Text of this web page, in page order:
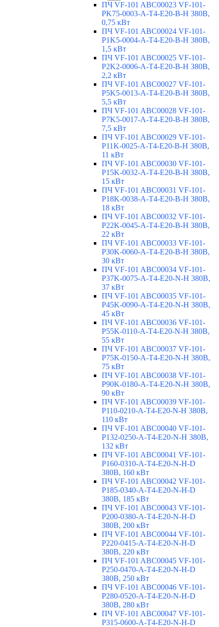
ПЧ VF-101 ABC00023 VF-101-
PK75-0003-A-T4-E20-B-H 380В,
0,75 кВт
ПЧ VF-101 ABC00024 VF-101-
P1K5-0004-A-T4-E20-B-H 380В,
1,5 кВт
ПЧ VF-101 ABC00025 VF-101-
P2K2-0006-A-T4-E20-B-H 380В,
2,2 кВт
ПЧ VF-101 ABC00027 VF-101-
P5K5-0013-A-T4-E20-B-H 380В,
5,5 кВт
ПЧ VF-101 ABC00028 VF-101-
P7K5-0017-A-T4-E20-B-H 380В,
7,5 кВт
ПЧ VF-101 ABC00029 VF-101-
P11K-0025-A-T4-E20-B-H 380В,
11 кВт
ПЧ VF-101 ABC00030 VF-101-
P15K-0032-A-T4-E20-B-H 380В,
15 кВт
ПЧ VF-101 ABC00031 VF-101-
P18K-0038-A-T4-E20-B-H 380В,
18 кВт
ПЧ VF-101 ABC00032 VF-101-
P22K-0045-A-T4-E20-B-H 380В,
22 кВт
ПЧ VF-101 ABC00033 VF-101-
P30K-0060-A-T4-E20-B-H 380В,
30 кВт
ПЧ VF-101 ABC00034 VF-101-
P37K-0075-A-T4-E20-N-H 380В,
37 кВт
ПЧ VF-101 ABC00035 VF-101-
P45K-0090-A-T4-E20-N-H 380В,
45 кВт
ПЧ VF-101 ABC00036 VF-101-
P55K-0110-A-T4-E20-N-H 380В,
55 кВт
ПЧ VF-101 ABC00037 VF-101-
P75K-0150-A-T4-E20-N-H 380В,
75 кВт
ПЧ VF-101 ABC00038 VF-101-
P90K-0180-A-T4-E20-N-H 380В,
90 кВт
ПЧ VF-101 ABC00039 VF-101-
P110-0210-A-T4-E20-N-H 380В,
110 кВт
ПЧ VF-101 ABC00040 VF-101-
P132-0250-A-T4-E20-N-H 380В,
132 кВт
ПЧ VF-101 ABC00041 VF-101-
P160-0310-A-T4-E20-N-H-D
380В, 160 кВт
ПЧ VF-101 ABC00042 VF-101-
P185-0340-A-T4-E20-N-H-D
380В, 185 кВт
ПЧ VF-101 ABC00043 VF-101-
P200-0380-A-T4-E20-N-H-D
380В, 200 кВт
ПЧ VF-101 ABC00044 VF-101-
P220-0415-A-T4-E20-N-H-D
380В, 220 кВт
ПЧ VF-101 ABC00045 VF-101-
P250-0470-A-T4-E20-N-H-D
380В, 250 кВт
ПЧ VF-101 ABC00046 VF-101-
P280-0520-A-T4-E20-N-H-D
380В, 280 кВт
ПЧ VF-101 ABC00047 VF-101-
P315-0600-A-T4-E20-N-H-D